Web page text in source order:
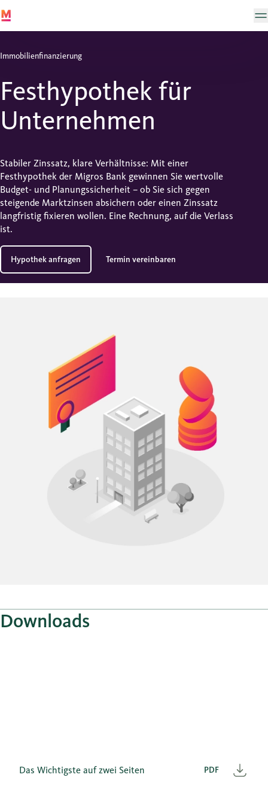
Immobilienfinanzierung
Festhypothek für
Unternehmen
Stabiler Zinssatz, klare Verhältnisse: Mit einer
Festhypothek der Migros Bank gewinnen Sie wertvolle
Budget- und Planungssicherheit – ob Sie sich gegen
steigende Marktzinsen absichern oder einen Zinssatz
langfristig fixieren wollen. Eine Rechnung, auf die Verlass
ist.
Hypothek anfragen Termin vereinbaren
Downloads
PDF
Das Wichtigste auf zwei Seiten